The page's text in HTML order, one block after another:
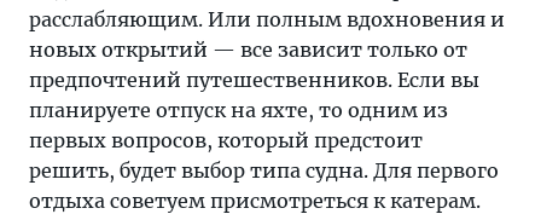
информация
для
путешественника.
расслабляющим. Или полным вдохновения и
новых открытий — все зависит только от
предпочтений путешественников. Если вы
планируете отпуск на яхте, то одним из
первых вопросов, который предстоит
решить, будет выбор типа судна. Для первого
отдыха советуем присмотреться к катерам.